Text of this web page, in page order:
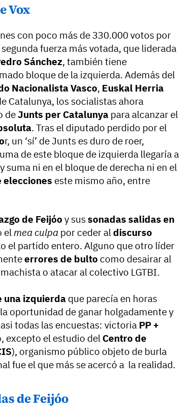
Vox
con poco más de 330.000 votos por
fuerza más votada, que liderada
Sánchez, también tiene
bloque de la izquierda. Además del
Nacionalista Vasco, Euskal Herria
Catalunya, los socialistas ahora
deJunts per Catalunya para alcanzar el
. Tras el diputado perdido por el
r, un ‘sí’ de Junts es duro de roer,
de este bloque de izquierda llegaría a
suma ni en el bloque de derecha ni en el
elecciones este mismo año, entre
de Feijóo y sussonadas salidas en
elmea culpa por ceder aldiscurso
el partido entero. Alguno que otro líder
errores de bulto como desairar al
o atacar al colectivo LGTBI.
una izquierda que parecía en horas
oportunidad de ganar holgadamente y
todas las encuestas: victoria PP +
excepto el estudio del Centro de
), organismo público objeto de burla
fue el que más se acercó a la realidad.
de Feijóo